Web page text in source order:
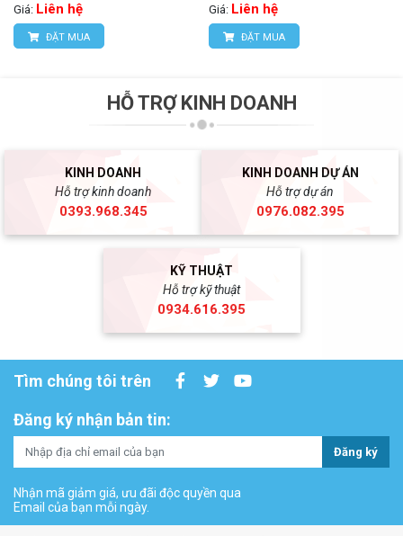
Giá: Liên hệ
ĐẶT MUA
Giá: Liên hệ
ĐẶT MUA
HỖ TRỢ KINH DOANH
KINH DOANH
Hỗ trợ kinh doanh
0393.968.345
KINH DOANH DỰ ÁN
Hỗ trợ dự án
0976.082.395
KỸ THUẬT
Hỗ trợ kỹ thuật
0934.616.395
Tìm chúng tôi trên
Đăng ký nhận bản tin:
Đăng ký
Nhận mã giảm giá, ưu đãi độc quyền qua
Email của bạn mỗi ngày.